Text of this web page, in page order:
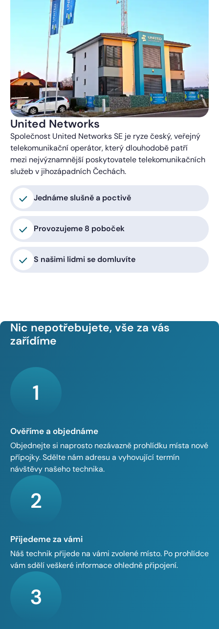
United Networks
Společnost United Networks SE je ryze český, veřejný
telekomunikační operátor, který dlouhodobě patří
mezi nejvýznamnější poskytovatele telekomunikačních
služeb v jihozápadních Čechách.
Jednáme slušně a poctivě
Provozujeme 8 poboček
S našimi lidmi se domluvíte
Nic nepotřebujete, vše za vás
zařídíme
1
Ověříme a objednáme
Objednejte si naprosto nezávazně prohlídku místa nové
přípojky. Sdělte nám adresu a vyhovující termín
návštěvy našeho technika.
2
Přijedeme za vámi
Náš technik přijede na vámi zvolené místo. Po prohlídce
vám sdělí veškeré informace ohledně připojení.
3